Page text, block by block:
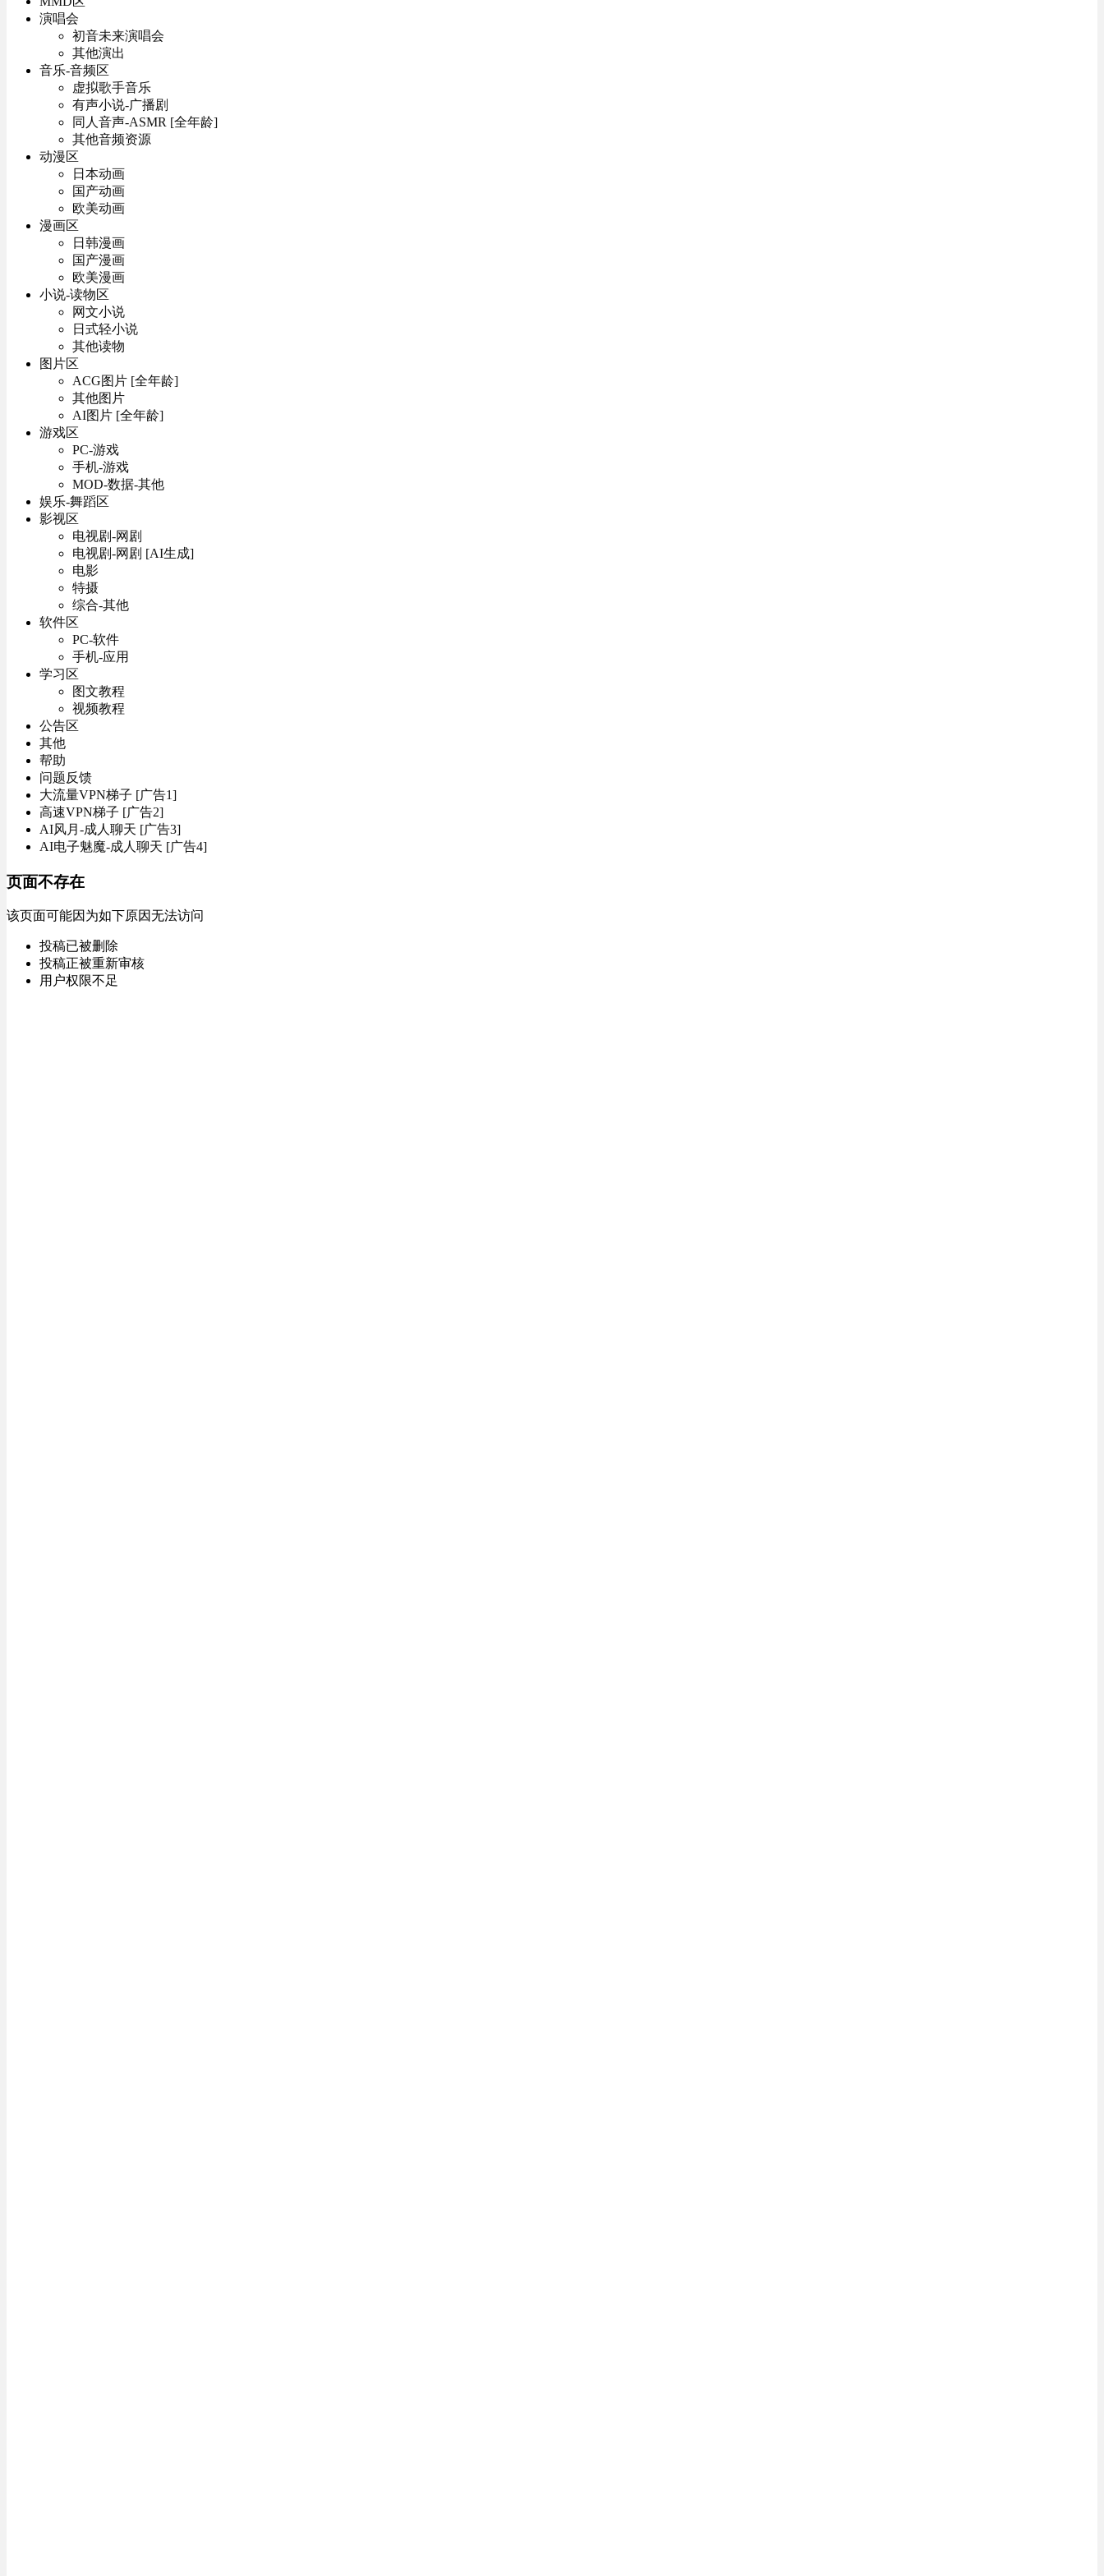
演唱会
初音未来演唱会
其他演出
音乐-音频区
虚拟歌手音乐
有声小说-广播剧
同人音声-ASMR [全年龄]
其他音频资源
动漫区
日本动画
国产动画
欧美动画
漫画区
日韩漫画
国产漫画
欧美漫画
小说-读物区
网文小说
日式轻小说
其他读物
图片区
ACG图片 [全年龄]
其他图片
AI图片 [全年龄]
游戏区
PC-游戏
手机-游戏
MOD-数据-其他
娱乐-舞蹈区
影视区
电视剧-网剧
电视剧-网剧 [AI生成]
电影
特摄
综合-其他
软件区
PC-软件
手机-应用
学习区
图文教程
视频教程
公告区
其他
帮助
问题反馈
大流量VPN梯子 [广告1]
高速VPN梯子 [广告2]
AI风月-成人聊天 [广告3]
AI电子魅魔-成人聊天 [广告4]
页面不存在
该页面可能因为如下原因无法访问
投稿已被删除
投稿正被重新审核
用户权限不足